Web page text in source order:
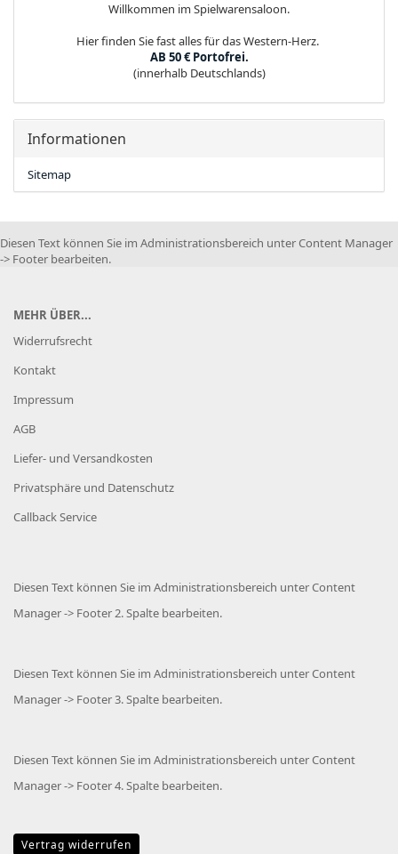
Willkommen im Spielwarensaloon.
Hier finden Sie fast alles für das Western-Herz.
AB 50 € Portofrei.
(innerhalb Deutschlands)
Informationen
Sitemap
Diesen Text können Sie im Administrationsbereich unter Content Manager
-> Footer bearbeiten.
MEHR ÜBER...
Widerrufsrecht
Kontakt
Impressum
AGB
Liefer- und Versandkosten
Privatsphäre und Datenschutz
Callback Service
Diesen Text können Sie im Administrationsbereich unter Content
Manager -> Footer 2. Spalte bearbeiten.
Diesen Text können Sie im Administrationsbereich unter Content
Manager -> Footer 3. Spalte bearbeiten.
Diesen Text können Sie im Administrationsbereich unter Content
Manager -> Footer 4. Spalte bearbeiten.
Vertrag widerrufen